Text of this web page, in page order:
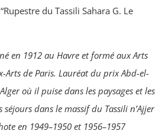
du Tassili Sahara G. Le
en 1912 au Havre et formé aux Arts
Arts de Paris. Lauréat du prix Abd-el-
où il puise dans les paysages et les
dans le massif du Tassili n’Ajjer
en 1949–1950 et 1956–1957